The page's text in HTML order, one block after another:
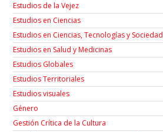
Estudios de la Vejez
Estudios en Ciencias
Estudios en Ciencias, Tecnologías y Sociedad
Estudios en Salud y Medicinas
Estudios Globales
Estudios Territoriales
Estudios visuales
Género
Gestión Crítica de la Cultura